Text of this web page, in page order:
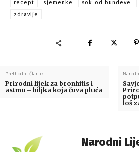
recept
sjemenke sok od bundeve
zdravlje
Prethodni članak
Prirodni lijek za bronhitis i
astmu – biljka koja čuva pluća
loš
Narodni